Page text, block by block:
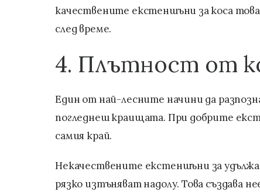
качествените екстеншъни за коса
след време.
4. Плътност от
Един от най-лесните начини да
погледнеш краищата. При добрите
самия край.
Некачествените екстеншъни за
рязко изтъняват надолу. Това създава